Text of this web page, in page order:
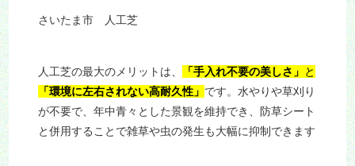
さいたま市 人工芝
人工芝の最大のメリットは、 「手入れ不要の美しさ」 と
「環境に左右されない高耐久性」 です。水やりや草刈り
が不要で、年中青々とした景観を維持でき、防草シート
と併用することで雑草や虫の発生も大幅に抑制できます